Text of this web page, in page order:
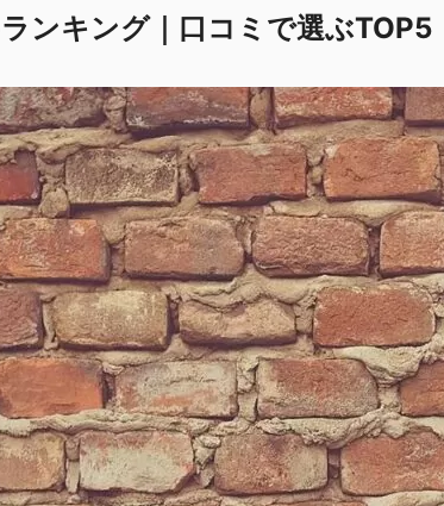
ンキング｜口コミで選ぶTOP5